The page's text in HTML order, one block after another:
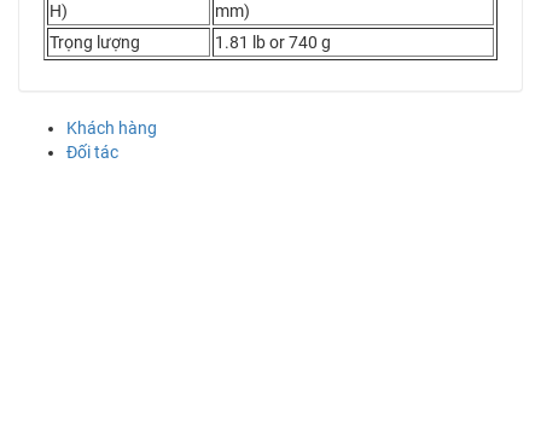
H)
mm)
Trọng lượng
1.81 lb or 740 g
Khách hàng
Đối tác